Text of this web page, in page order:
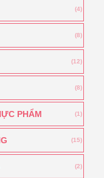
(4)
(8)
(12)
(8)
PHẨM (1)
(15)
(2)